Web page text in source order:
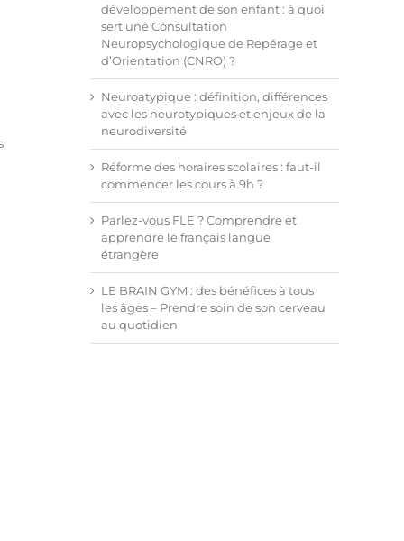
développement de son enfant : à quoi
sert une Consultation
Neuropsychologique de Repérage et
d’Orientation (CNRO) ?
Neuroatypique : définition, différences
avec les neurotypiques et enjeux de la
neurodiversité
Réforme des horaires scolaires : faut-il
commencer les cours à 9h ?
Parlez-vous FLE ? Comprendre et
apprendre le français langue
étrangère
LE BRAIN GYM : des bénéfices à tous
les âges – Prendre soin de son cerveau
au quotidien